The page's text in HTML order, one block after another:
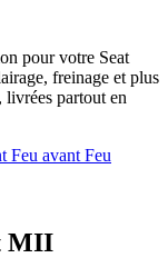
pour votre Seat
freinage et plus
livrées partout en
Feu avant Feu
MII